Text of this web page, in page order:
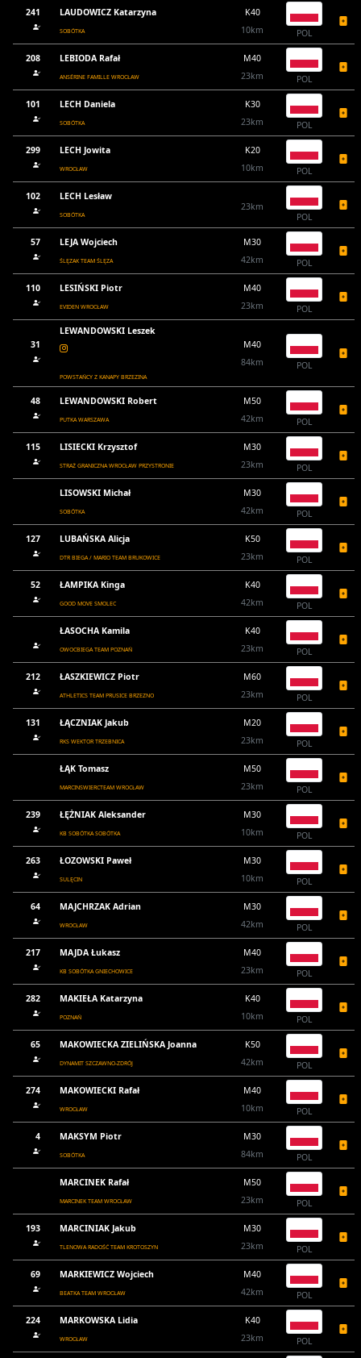
241 LAUDOWICZ Katarzyna
SOBÓTKA
K40
10km
POL
208 LEBIODA Rafał
ANSÉRINE FAMILLE WROCŁAW
M40
23km
POL
101 LECH Daniela
SOBÓTKA
K30
23km
POL
299 LECH Jowita
WROCŁAW
K20
10km
POL
102 LECH Lesław
SOBÓTKA
23km
POL
57 LEJA Wojciech
ŚLĘZAK TEAM ŚLĘZA
M30
42km
POL
110 LESIŃSKI Piotr
EVIDEN WROCŁAW
M40
23km
POL
31
LEWANDOWSKI Leszek
POWSTAŃCY Z KANAPY BRZEZINA
M40
84km
POL
48 LEWANDOWSKI Robert
PUTKA WARSZAWA
M50
42km
POL
115 LISIECKI Krzysztof
STRAŻ GRANICZNA WROCŁAW PRZYSTRONIE
M30
23km
POL
LISOWSKI Michał
SOBÓTKA
M30
42km
POL
127 LUBAŃSKA Alicja
DTR BIEGA / MARIO TEAM BRUKOWICE
K50
23km
POL
52 ŁAMPIKA Kinga
GOOD MOVE SMOLEC
K40
42km
POL
ŁASOCHA Kamila
OWOCBIEGA TEAM POZNAŃ
K40
23km
POL
212 ŁASZKIEWICZ Piotr
ATHLETICS TEAM PRUSICE BRZEZNO
M60
23km
POL
131 ŁĄCZNIAK Jakub
RKS WEKTOR TRZEBNICA
M20
23km
POL
ŁĄK Tomasz
MARCINSWIERCTEAM WROCŁAW
M50
23km
POL
239 ŁĘŻNIAK Aleksander
KB SOBÓTKA SOBÓTKA
M30
10km
POL
263 ŁOZOWSKI Paweł
SULĘCIN
M30
10km
POL
64 MAJCHRZAK Adrian
WROCŁAW
M30
42km
POL
217 MAJDA Łukasz
KB SOBÓTKA GNIECHOWICE
M40
23km
POL
282 MAKIEŁA Katarzyna
POZNAŃ
K40
10km
POL
65 MAKOWIECKA ZIELIŃSKA Joanna
DYNAMIT SZCZAWNO-ZDRÓJ
K50
42km
POL
274 MAKOWIECKI Rafał
WROCŁAW
M40
10km
POL
4 MAKSYM Piotr
SOBÓTKA
M30
84km
POL
MARCINEK Rafał
MARCINEK TEAM WROCŁAW
M50
23km
POL
193 MARCINIAK Jakub
TLENOWA RADOŚĆ TEAM KROTOSZYN
M30
23km
POL
69 MARKIEWICZ Wojciech
BEATKA TEAM WROCŁAW
M40
42km
POL
224 MARKOWSKA Lidia
WROCŁAW
K40
23km
POL